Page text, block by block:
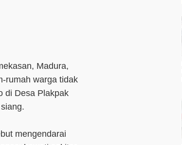
Madura,
rumah warga tidak
di Desa Plakpak
mengendarai